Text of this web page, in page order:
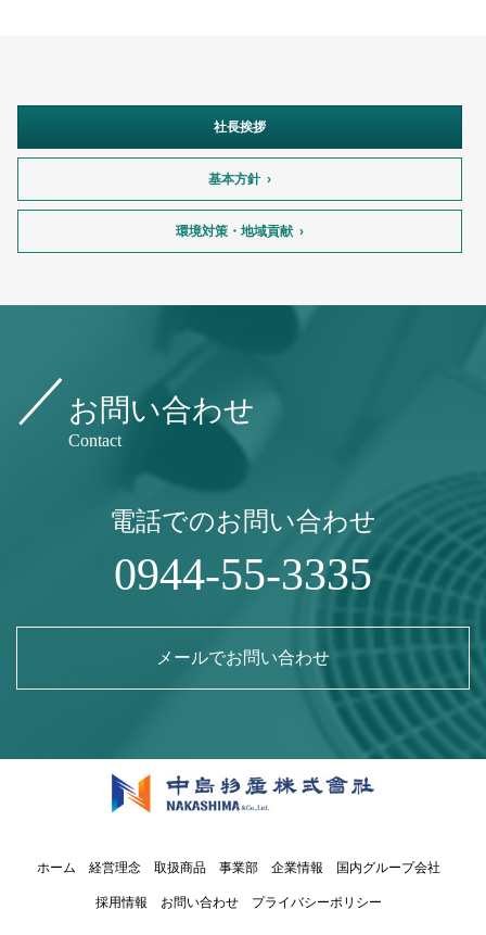
社長挨拶
基本方針
環境対策・地域貢献
お問い合わせ
Contact
電話でのお問い合わせ
0944-55-3335
メールでお問い合わせ
ホーム 経営理念 取扱商品 事業部 企業情報 国内グループ会社
採用情報 お問い合わせ プライバシーポリシー